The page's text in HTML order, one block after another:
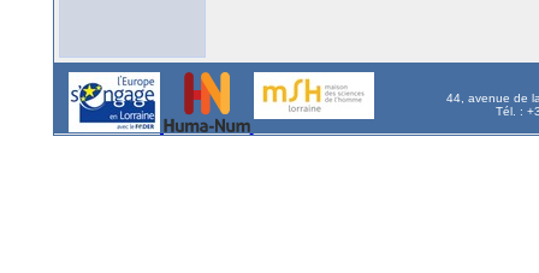
44, avenue de
Tél. :